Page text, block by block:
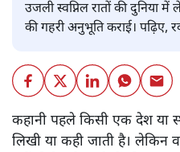
उजली स्वप्निल रातों की
की गहरी अनुभूति कराई। पढ़िए,
कहानी पहले किसी एक देश या
लिखी या कही जाती है। लेकिन